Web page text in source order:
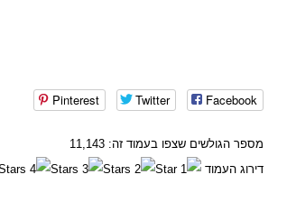
Facebook
Twitter
Pinterest
מספר הגולשים שצפו בעמוד זה: 11,143
דירוג העמוד